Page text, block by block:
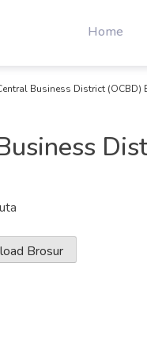
Home
Business District (OCBD)
Brosur